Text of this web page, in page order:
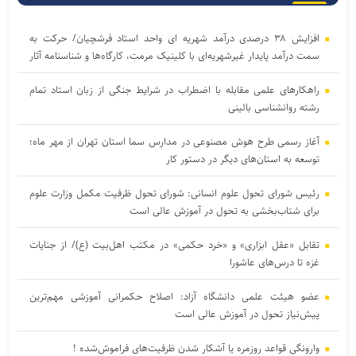
افزایش ۳۸ درصدی درآمد شهریه ای واحد استاد فرشچیان/ حرکت به
سمت درآمد پایدار غیرشهریه‌ای با کلینیک مرمت، کارگاه‌ها و شناسنامه آثار
راهکارهای علمی مقابله با اضطراب در شرایط جنگی از زبان استاد تمام
رشته روانشناسی بالینی
آغاز رسمی طرح هوش مصنوعی در مدارس سما استان تهران از مهر ماه؛
توسعه به استان‌های دیگر در دستور کار
رئیس شورای تحول علوم انسانی: شورای تحول ظرفیت مکمل وزارت علوم
برای شتاب‌بخشی به تحول در آموزش عالی است
تقابل «عقل ابزاری» و «خرد حکمی» در مکتب اهل‌بیت (ع)/ از جنایات
غزه تا درس‌های عاشورا
عضو هیئت علمی دانشگاه آزاد: اصلاح حکمرانی آموزشی مهم‌ترین
پیش‌نیاز تحول در آموزش عالی است
وارونگی قواعد روزمره یا آشکار شدن ظرفیت‌های فراموش‌شده !